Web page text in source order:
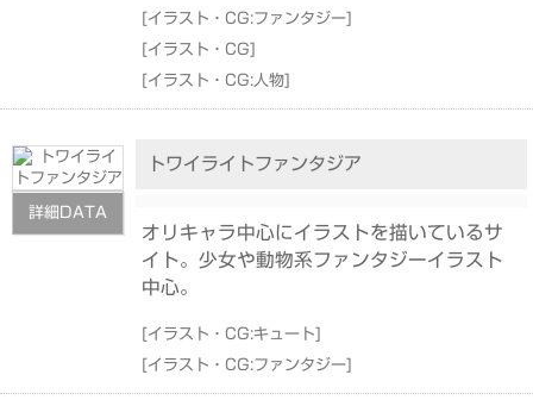
[イラスト・CG:ファンタジー]
[イラスト・CG]
[イラスト・CG:人物]
詳細DATA
トワイライトファンタジア
オリキャラ中心にイラストを描いているサ
イト。少女や動物系ファンタジーイラスト
中心。
[イラスト・CG:キュート]
[イラスト・CG:ファンタジー]